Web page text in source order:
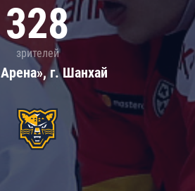
328
зрителей
г. Шанхай